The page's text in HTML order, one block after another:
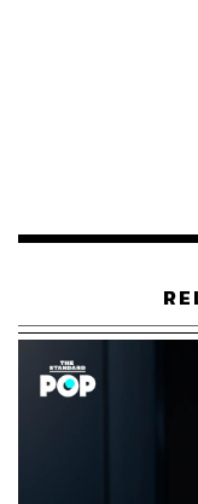
ส่วนแนวโน้มข้างหน้
จึงจะฟื้นตัวกลับสู่ระ
กำไรจะเติบโต 12%
ในปี 2566
มาดูราคาหุ้นในปัจจุ
ราคาหุ้นกลุ่มธนาคา
เดือนที่ผ่านมา ทำใ